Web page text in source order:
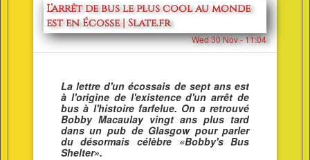
L’arrêt de bus le plus cool au monde
est en Écosse | Slate.fr
Wed 30 Nov - 11:04
La lettre d'un écossais de sept ans est
à l'origine de l'existence d'un arrêt de
bus à l'histoire farfelue. On a retrouvé
Bobby Macaulay vingt ans plus tard
dans un pub de Glasgow pour parler
du désormais célèbre «Bobby's Bus
Shelter».